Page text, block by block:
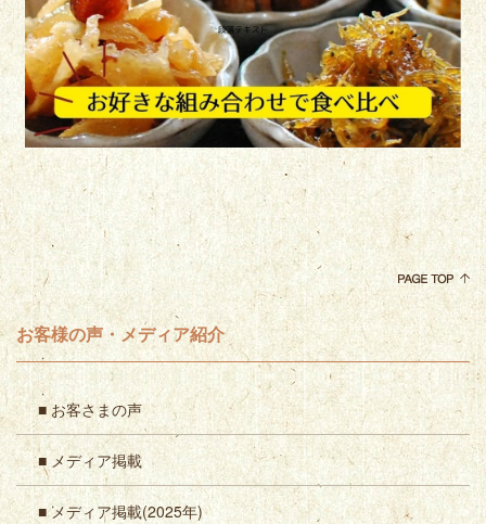
お客様の声・メディア紹介
■ お客さまの声
■ メディア掲載
■ メディア掲載(2025年)